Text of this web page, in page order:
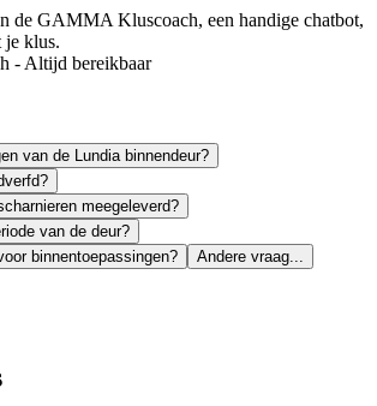
de GAMMA Kluscoach, een handige chatbot,
je klus.
- Altijd bereikbaar
van de Lundia binnendeur?
meegeleverd?
van de deur?
binnentoepassingen?
Andere vraag...